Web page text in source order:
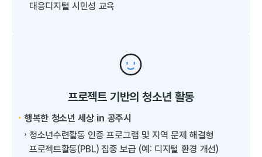
대응디지털 시민성 교육
프로젝트 기반의 청소년 활동
행복한 청소년 세상 in 공주시
청소년수련활동 인증 프로그램 및 지역 문제 해결형
프로젝트활동(PBL) 집중 보급 (예: 디지털 환경 개선)